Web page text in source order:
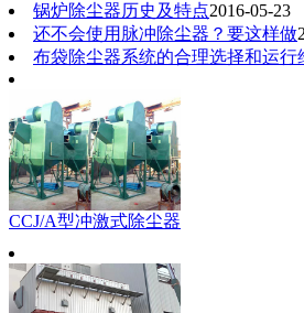
锅炉除尘器历史及特点2016-05-23
还不会使用脉冲除尘器？要这样做
布袋除尘器系统的合理选择和运行
CCJ/A型冲激式除尘器